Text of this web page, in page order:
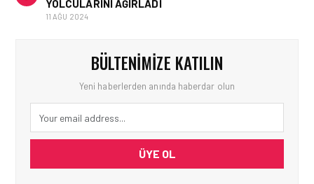
YOLCULARINI AĞIRLADI
11 AĞU 2024
BÜLTENIMIZE KATILIN
Yeni haberlerden anında haberdar olun
ÜYE OL